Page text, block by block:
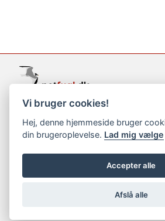
support@netfugl.dk
copyright © 2002-2023
Vi bruger cookies!
Hej, denne hjemmeside bruger
din brugeroplevelse. Lad mig vælge
Accepter alle
Afslå alle